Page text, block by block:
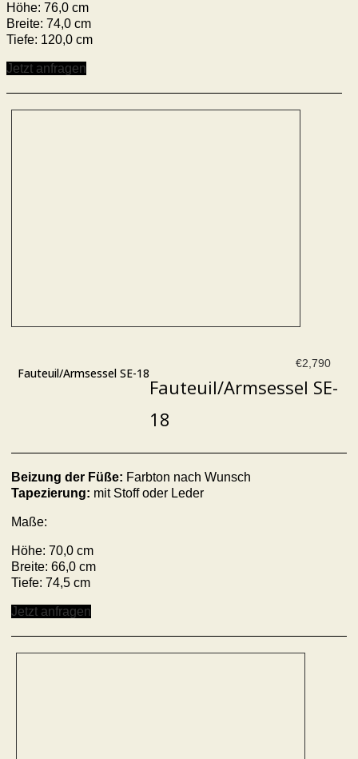
Höhe: 76,0 cm
Breite: 74,0 cm
Tiefe: 120,0 cm
Jetzt anfragen
Fauteuil/Armsessel SE-18
€2,790
Fauteuil/Armsessel SE-
18
Beizung der Füße: Farbton nach Wunsch
Tapezierung: mit Stoff oder Leder
Maße:
Höhe: 70,0 cm
Breite: 66,0 cm
Tiefe: 74,5 cm
Jetzt anfragen